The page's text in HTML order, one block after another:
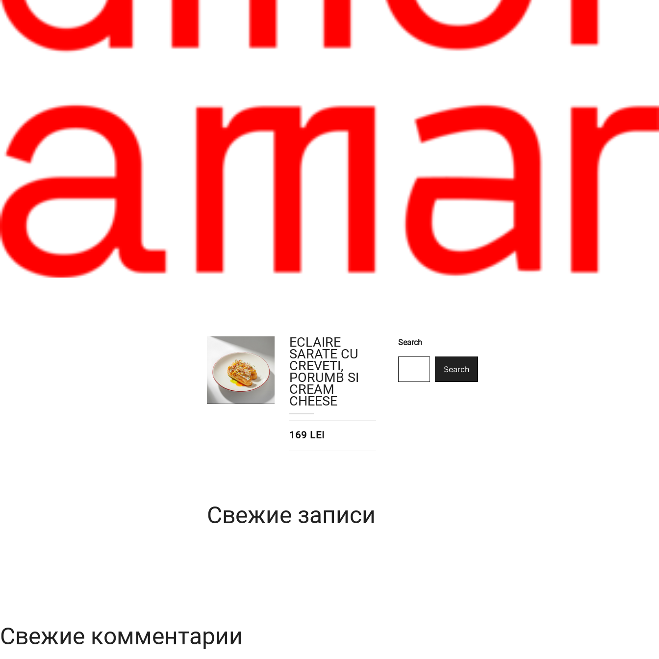
ECLAIRE
SARATE CU
CREVETI,
PORUMB SI
CREAM
CHEESE
169 LEI
Search
Search
Свежие записи
Свежие комментарии